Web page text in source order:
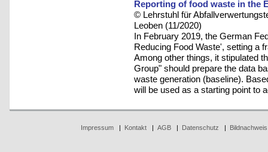
Reporting of food waste in the
© Lehrstuhl für
Leoben (11/2020)
In February 2019, the German
Reducing Food Waste', setting a
Among other things, it stipulated
Group" should prepare the data
waste generation (baseline).
will be used as a starting point to
Impressum| Kontakt| AGB| Datenschutz Bildnachweis